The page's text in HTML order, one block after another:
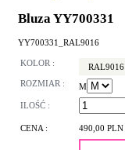
Bluza YY700331
YY700331_RAL9016
KOLOR : RAL9016
ROZMIAR : M
ILOŚĆ :
CENA : 490,00 PLN